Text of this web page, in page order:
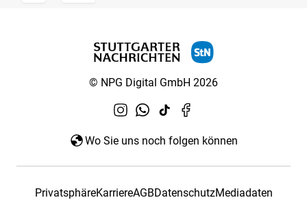
© NPG Digital GmbH 2026
Wo Sie uns noch folgen können
PrivatsphäreKarriereAGBDatenschutzMediadaten